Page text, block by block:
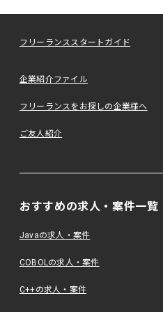
フリーランススタートガイド
企業紹介ファイル
フリーランスをお探しの企業様へ
ご友人紹介
おすすめの求人・案件一覧
Javaの求人・案件
COBOLの求人・案件
C++の求人・案件